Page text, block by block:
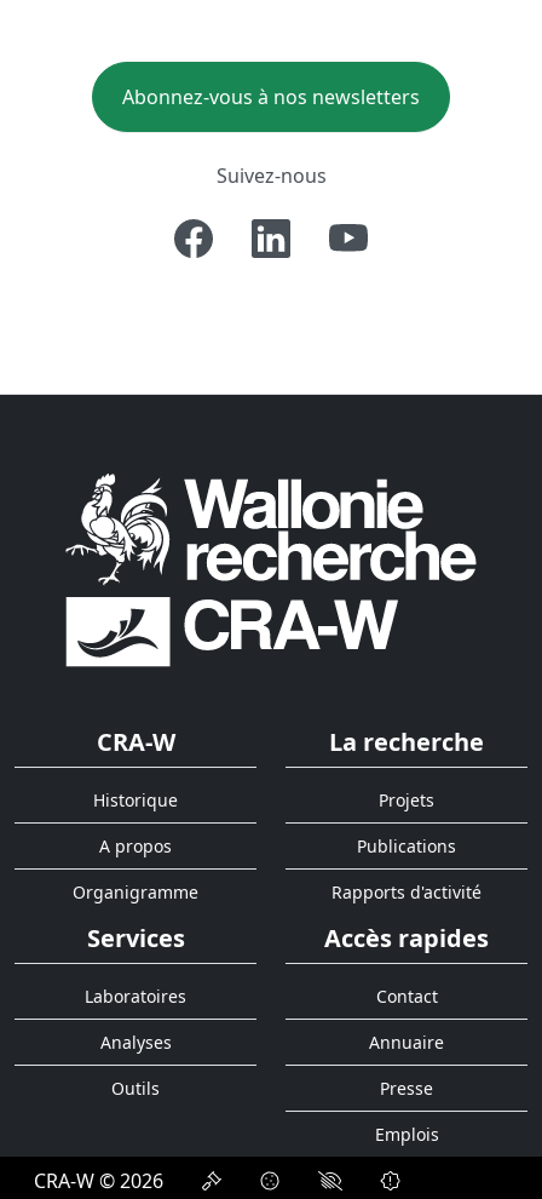
Abonnez-vous à nos newsletters
Suivez-nous
CRA-W
Historique
A propos
Organigramme
La recherche
Projets
Publications
Rapports d'activité
Services
Laboratoires
Analyses
Outils
Accès rapides
Contact
Annuaire
Presse
Emplois
CRA-W © 2026